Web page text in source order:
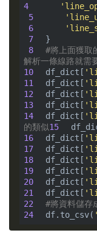
4
5
6
7
8
#將上面獲取
解析一條線路就需
10
df_dict[
11
df_dict[
12
df_dict[
13
df_dict[
14
df_dict[
的類似15
16
df_dict[
17
df_dict[
18
df_dict[
19
df_dict[
20
df_dict[
21
df_dict[
22
#將資料儲存
24
df.to_csv(